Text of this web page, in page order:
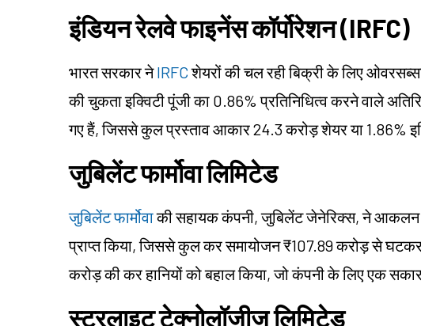
इंडियन रेलवे फाइनेंस कॉर्पोरेशन (IRFC)
भारत सरकार नेIRFCशेयरों की चल रही बिक्री के लिए
की चुकता इक्विटी पूंजी का 0.86% प्रतिनिधित्व करने वाले
गए हैं, जिससे कुल प्रस्ताव आकार 24.3 करोड़ शेयर या 1.86%
जुबिलेंट फार्मोवा लिमिटेड
जुबिलेंट फार्मोवाकी सहायक कंपनी, जुबिलेंट जेनेरिक्स, ने
प्राप्त किया, जिससे कुल कर समायोजन ₹107.89 करोड़ से
करोड़ की कर हानियों को बहाल किया, जो कंपनी के लिए एक
स्टरलाइट टेक्नोलॉजीज लिमिटेड